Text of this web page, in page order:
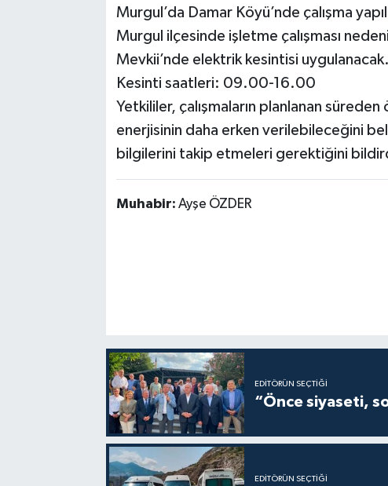
Murgul’da Damar Köyü’nde çalışma
Murgul ilçesinde işletme çalışması
Mevkii’nde elektrik kesintisi uygulanacak.
Kesinti saatleri: 09.00-16.00
Yetkililer, çalışmaların planlanan
enerjisinin daha erken verilebileceğini
bilgilerini takip etmeleri gerektiğini
Muhabir: Ayşe ÖZDER
EDITÖRÜN SEÇTIĞI
“Önce siyaseti,
EDITÖRÜN SEÇTIĞI